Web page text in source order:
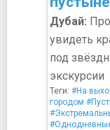
Дубай:
увидеть
под
экскурсии
Теги: #На
городом